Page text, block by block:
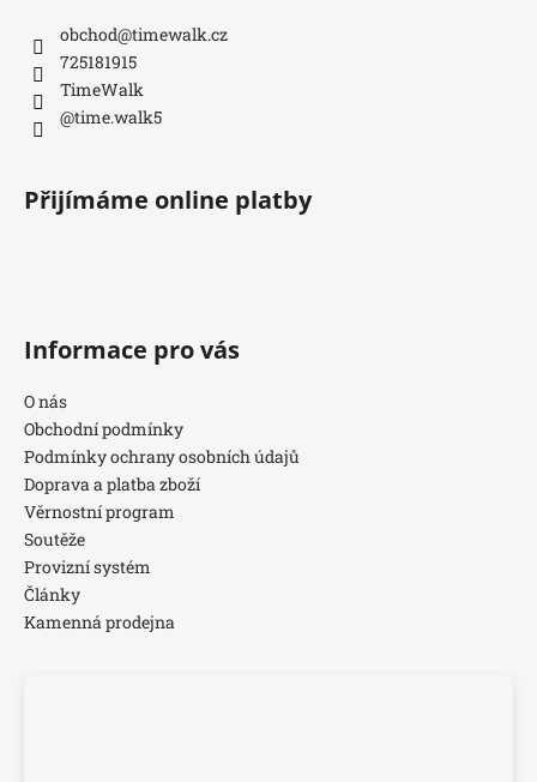
obchod@timewalk.cz
725181915
TimeWalk
@time.walk5
Přijímáme online platby
Informace pro vás
O nás
Obchodní podmínky
Podmínky ochrany osobních údajů
Doprava a platba zboží
Věrnostní program
Soutěže
Provizní systém
Články
Kamenná prodejna